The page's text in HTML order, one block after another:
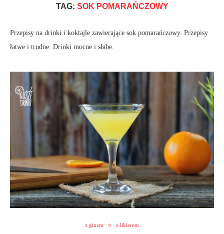
TAG: SOK POMARAŃCZOWY
Przepisy na drinki i koktajle zawierające sok pomarańczowy. Przepisy
łatwe i trudne. Drinki mocne i słabe.
z ginem z likierem